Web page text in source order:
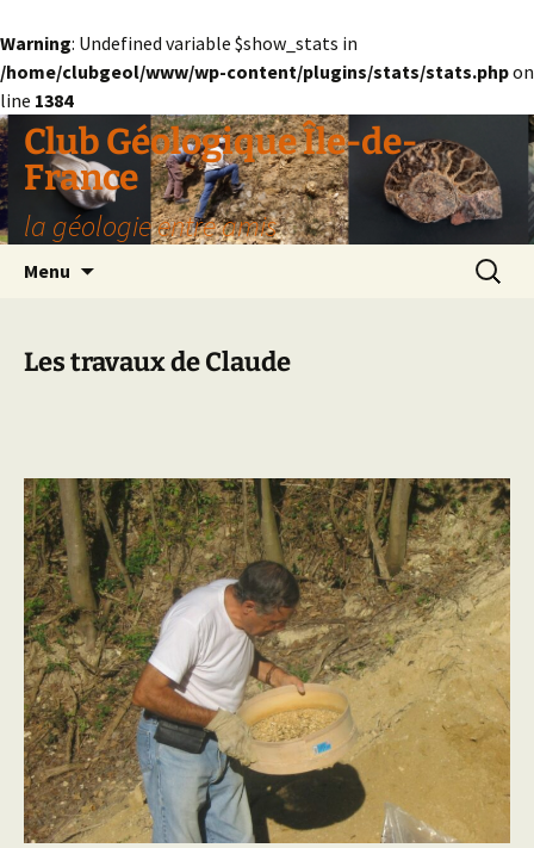
Warning: Undefined variable $show_stats in
/home/clubgeol/www/wp-content/plugins/stats/stats.phpon
line 1384
Aller
au
contenu
Club Géologique Île-de-
France
la géologie entre amis
Menu
Les travaux de Claude